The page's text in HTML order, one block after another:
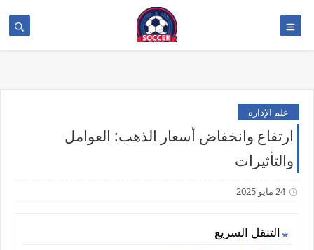
علم الإدارة
ارتفاع وانخفاض أسعار الذهب: العوامل
والتأثيرات
24 مايو 2025
التنقل السريع